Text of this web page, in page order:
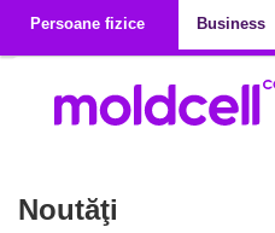
Persoane fizice
Business
Noutăţi